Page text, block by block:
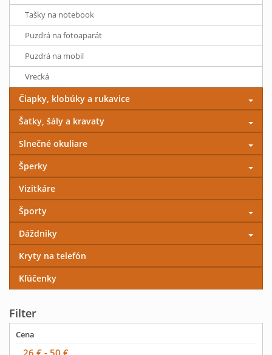
Tašky na notebook
Puzdrá na fotoaparát
Puzdrá na mobil
Vrecká
Čiapky, klobúky a rukavice
Šatky, šály a kravaty
Slnečné okuliare
Šperky
Vizitkáre
Športy
Dáždniky
Kryty na telefón
Kľúčenky
Filter
Cena